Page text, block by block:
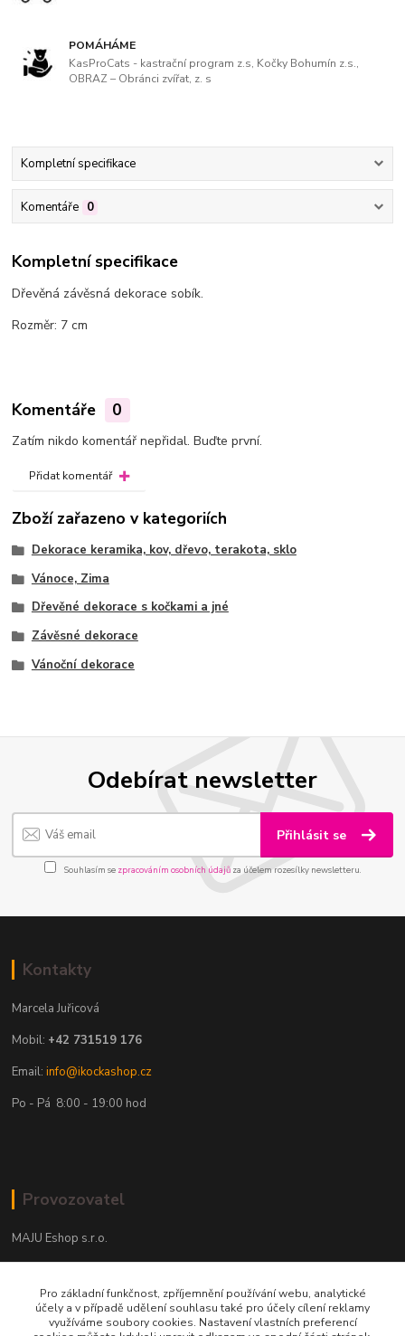
POMÁHÁME
KasProCats - kastrační program z.s, Kočky Bohumín z.s.,
OBRAZ – Obránci zvířat, z. s
Kompletní specifikace
Komentáře 0
Kompletní specifikace
Dřevěná závěsná dekorace sobík.
Rozměr: 7 cm
Komentáře 0
Zatím nikdo komentář nepřidal. Buďte první.
Přidat komentář
Zboží zařazeno v kategoriích
Dekorace keramika, kov, dřevo, terakota, sklo
Vánoce, Zima
Dřevěné dekorace s kočkami a jné
Závěsné dekorace
Vánoční dekorace
Odebírat newsletter
Přihlásit se
Souhlasím se zpracováním osobních údajůza účelem rozesílky newsletteru.
Kontakty
Marcela Juřicová
Mobil: +42 731519 176
Email:info@ikockashop.cz
Po - Pá 8:00 - 19:00 hod
Provozovatel
MAJU Eshop s.r.o.
702 00 Ostrava
Pro základní funkčnost, zpříjemnění používání webu, analytické
účely a v případě udělení souhlasu také pro účely cílení reklamy
využíváme soubory cookies. Nastavení vlastních preferencí